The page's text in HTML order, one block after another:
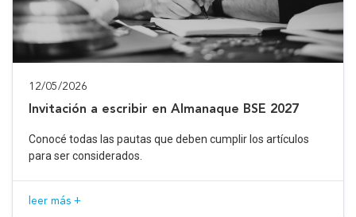
12/05/2026
Invitación a escribir en Almanaque BSE 2027
Conocé todas las pautas que deben cumplir los artículos
para ser considerados.
leer más +